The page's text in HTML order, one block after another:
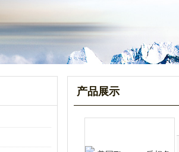
产品展示